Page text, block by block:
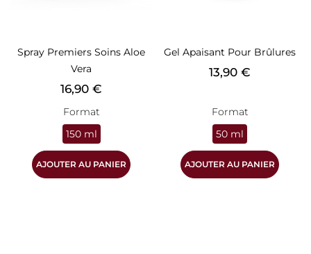
Spray Premiers Soins Aloe
Vera
Prix
16,90 €
Format
150 ml
AJOUTER AU PANIER
Gel Apaisant Pour Brûlures
Prix
13,90 €
Format
50 ml
AJOUTER AU PANIER